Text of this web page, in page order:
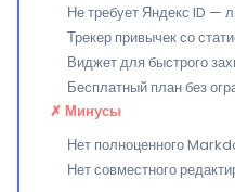
Не требует Яндекс ID —
Трекер привычек со
Виджет для быстрого
Бесплатный план без
✗ Минусы
Нет полноценного
Нет совместного